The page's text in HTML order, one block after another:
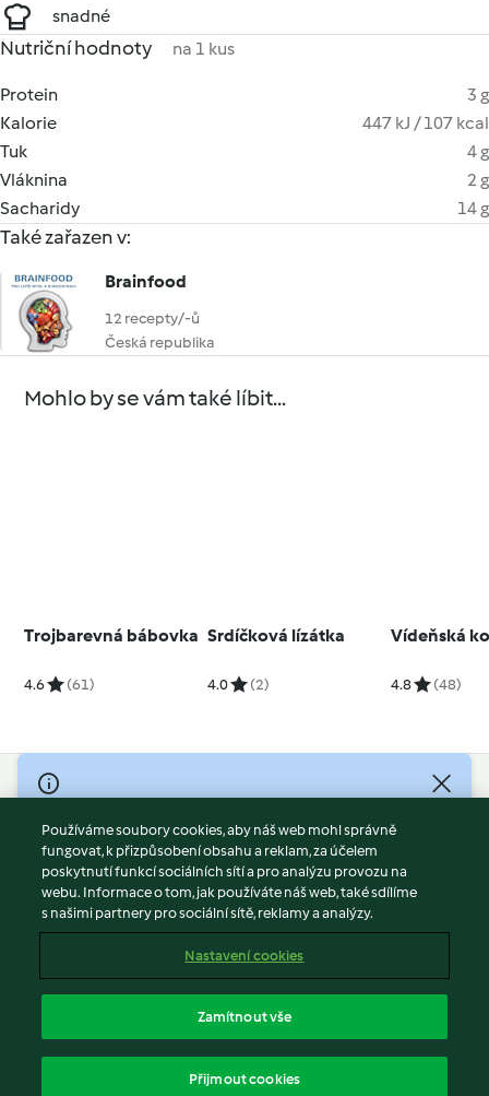
snadné
Nutriční hodnoty na 1 kus
Protein
3 g
Kalorie
447 kJ / 107 kcal
Tuk
4 g
Vláknina
2 g
Sacharidy
14 g
Také zařazen v:
Brainfood
12 recepty/-ů
Česká republika
Mohlo by se vám také líbit...
Trojbarevná bábovka
4.6 (61)
Srdíčková lízátka
4.0 (2)
Vídeňská
4.8 (48)
© Copyright 2026
Podmínky užívání
Zásady ochrany osobních údajů
Vyloučení odpovědnosti
Tiráž
Obsah zprávy
Prohlášení o přístupnosti
Používáme soubory cookies, aby náš web mohl správně
fungovat, k přizpůsobení obsahu a reklam, za účelem
poskytnutí funkcí sociálních sítí a pro analýzu provozu na
webu. Informace o tom, jak používáte náš web, také sdílíme
s našimi partnery pro sociální sítě, reklamy a analýzy.
Nastavení cookies
Zamítnout vše
Přijmout cookies